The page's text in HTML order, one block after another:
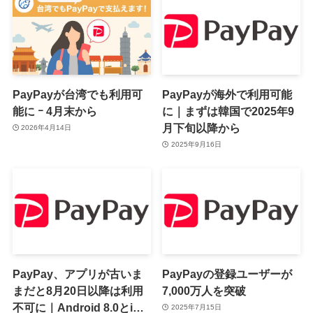
PayPayが台湾でも利用可
能に ｰ 4月末から
2026年4月14日
PayPayが海外で利用可能
に｜まずは韓国で2025年9
月下旬以降から
2025年9月16日
PayPay、アプリが古いま
まだと8月20日以降は利用
不可に｜Android 8.0とiOS
PayPayの登録ユーザーが
7,000万人を突破
2025年7月15日